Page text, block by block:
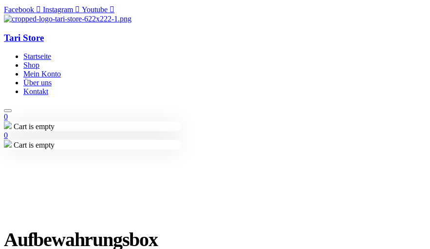
Facebook Instagram Youtube
Tari Store
Startseite
Shop
Mein Konto
Über uns
Kontakt
0
Cart is empty
0
Cart is empty
Aufbewahrungsbox